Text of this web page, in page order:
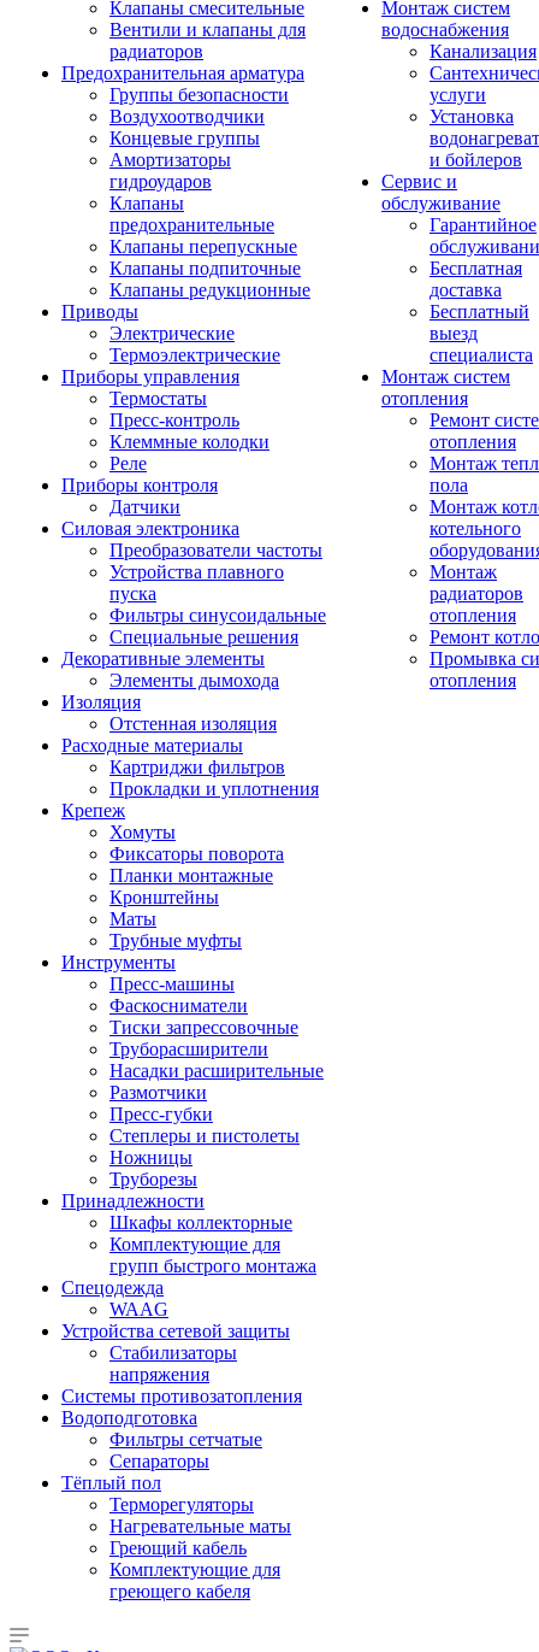
Клапаны смесительные
Вентили и клапаны для
радиаторов
Предохранительная арматура
Группы безопасности
Воздухоотводчики
Концевые группы
Амортизаторы
гидроударов
Клапаны
предохранительные
Клапаны перепускные
Клапаны подпиточные
Клапаны редукционные
Приводы
Электрические
Термоэлектрические
Приборы управления
Термостаты
Пресс-контроль
Клеммные колодки
Реле
Приборы контроля
Датчики
Силовая электроника
Преобразователи частоты
Устройства плавного
пуска
Фильтры синусоидальные
Специальные решения
Декоративные элементы
Элементы дымохода
Изоляция
Отстенная изоляция
Расходные материалы
Картриджи фильтров
Прокладки и уплотнения
Крепеж
Хомуты
Фиксаторы поворота
Планки монтажные
Кронштейны
Маты
Трубные муфты
Инструменты
Пресс-машины
Фаскосниматели
Тиски запрессовочные
Труборасширители
Насадки расширительные
Размотчики
Пресс-губки
Степлеры и пистолеты
Ножницы
Труборезы
Принадлежности
Шкафы коллекторные
Комплектующие для
групп быстрого монтажа
Спецодежда
WAAG
Устройства сетевой защиты
Стабилизаторы
напряжения
Системы противозатопления
Водоподготовка
Фильтры сетчатые
Сепараторы
Тёплый пол
Терморегуляторы
Нагревательные маты
Греющий кабель
Комплектующие для
греющего кабеля
Монтаж систем
водоснабжения
Канализация
услуги
Установка
и бойлеров
Сервис и
обслуживание
Гарантийное
Бесплатная
доставка
Бесплатный
выезд
специалиста
Монтаж систем
отопления
Ремонт
отопления
Монтаж
пола
Монтаж
котельного
Монтаж
радиаторов
отопления
Ремонт
Промывка
отопления